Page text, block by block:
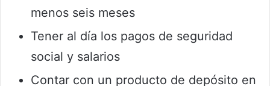
menos seis meses
Tener al día los pagos de seguridad
social y salarios
Contar con un producto de depósito en